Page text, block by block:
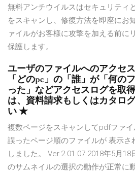
無料アンチウイルスはセキュリティ
をスキャンし、修復方法を即座にお
ァイルがお客様に攻撃を加える前に
保護します。
ユーザのファイルへのアクセ
「どのpc」の「誰」が「何の
った」などアクセスログを取
は、資料請求もしくはカタロ
い ★
複数ページをスキャンしてpdfファイ
誤ったページ順のファイルが 表示さ
しました。 Ver.2.01.07 2018年5月
のサムネイルの選択の動作が正常に